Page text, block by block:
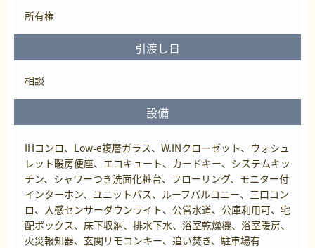
所有権
引渡し日
相談
設備
IHコンロ、Low-e複層ガラス、W.INクローゼット、ウォシュ
レット暖房便座、エコキュート、カードキー、システムキッ
チン、シャワーつき洗面化粧台、フローリング、モニター付
インターホン、ユニットバス、ルーフバルコニー、三口コン
ロ、人感センサーダウンライト、公営水道、公庫利用可、宅
配ボックス、床下収納、排水下水、浴室乾燥機、浴室暖房、
火災報知器、玄関リモコンキー、追い焚き、駐車場有